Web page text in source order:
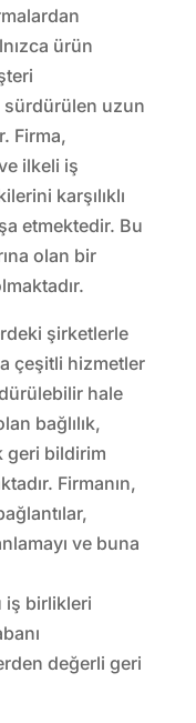
ürün
sürdürülen uzun
Firma,
ilkeli iş
karşılıklı
etmektedir. Bu
olan bir
şirketlerle
çeşitli hizmetler
hale
bağlılık,
geri bildirim
Firmanın,
ve buna
iş birlikleri
değerli geri